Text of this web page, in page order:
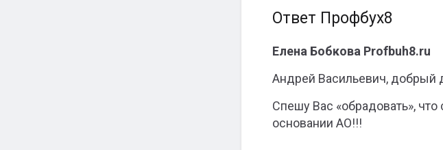
Ответ Профбух8
Елена Бобкова Profbuh8.ru
Андрей Васильевич, добрый
Спешу Вас «обрадовать»,
основании АО!!!